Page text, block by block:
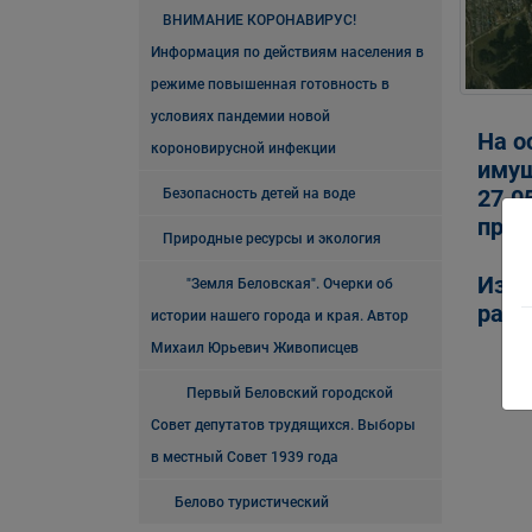
ВНИМАНИЕ КОРОНАВИРУС!
Информация по действиям населения в
режиме повышенная готовность в
условиях пандемии новой
короновирусной инфекции
Безопасность детей на воде
Природные ресурсы и экология
"Земля Беловская". Очерки об
истории нашего города и края. Автор
Михаил Юрьевич Живописцев
Первый Беловский городской
Совет депутатов трудящихся. Выборы
в местный Совет 1939 года
Белово туристический
На